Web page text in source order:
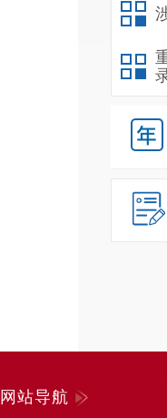
网站导航